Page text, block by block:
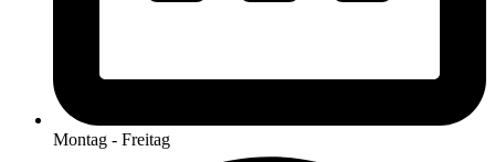
Montag - Freitag